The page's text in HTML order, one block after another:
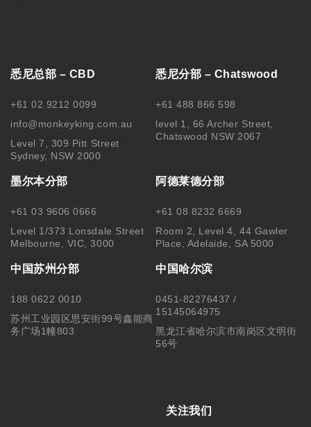
悉尼总部 – CBD
+61 02 9212 0099
info@monkeyking.com.au
Level 7, 309 Pitt Street
Sydney, NSW 2000
悉尼分部 – Chatswood
+61 488 866 598
level 1, 66 Archer Street,
Chatswood NSW 2067
墨尔本分部
+61 03 9606 0666
Level 1/373 Lonsdale Street
Melbourne, VIC, 3000
阿德莱德分部
+61 08 8232 6669
Room 2, Level 4, 44 Gawler
Place, Adelaide, SA 5000
中国苏州分部
188 0622 0010
苏州工业园区思安街99号鑫能商
务广场1幢803
中国哈尔滨
0451-82276437 /
15145064975
黑龙江省哈尔滨市南岗区文明街
56号
关注我们